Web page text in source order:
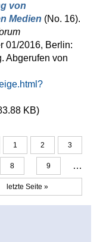
von
Medien (No. 16).
01/2016, Berlin:
Abgerufen von
KB)
1 2 3
8 9 …
letzte Seite »